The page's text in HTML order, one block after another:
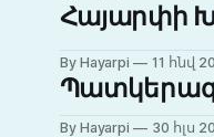
Հայարփի
By Hayarpi 11 հնվ
By Hayarpi 30 հլս